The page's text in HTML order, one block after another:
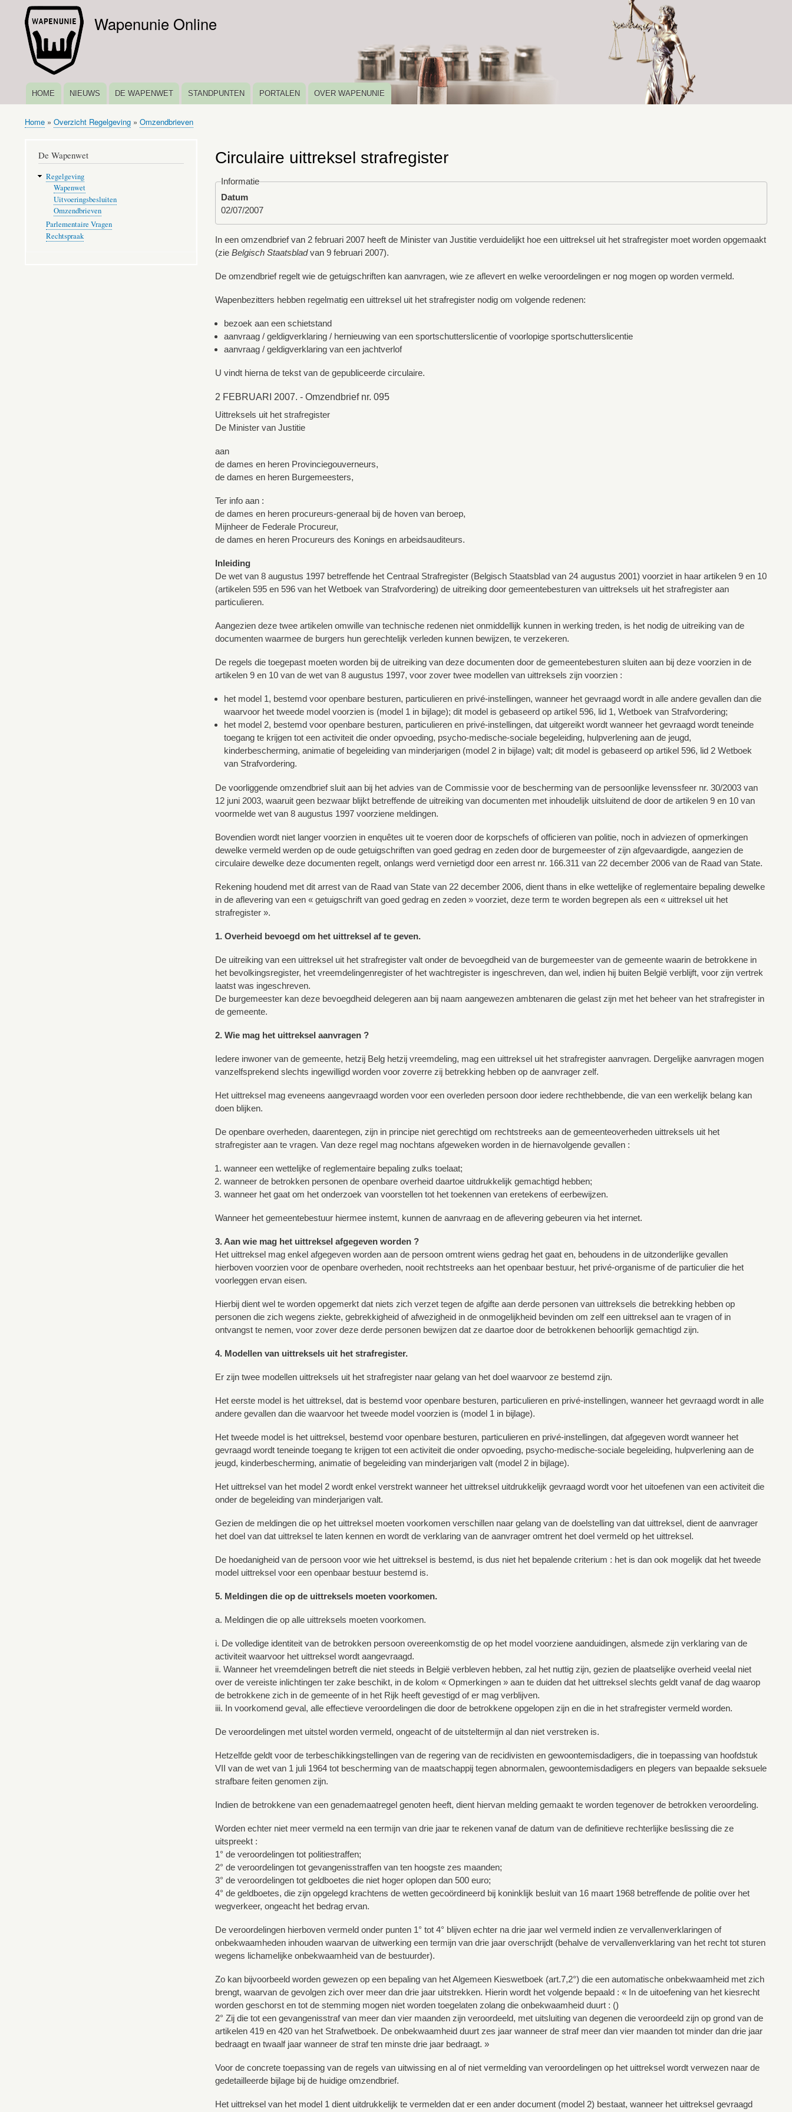
inhoud
gaan
Wapenunie Online
HOOFDNAVIGATIE
HOME NIEUWS DE WAPENWET STANDPUNTEN PORTALEN OVER WAPENUNIE
Kruimelpad
Home Overzicht Regelgeving Omzendbrieven
Circulaire uittreksel strafregister
Informatie
Datum
02/07/2007
In een omzendbrief van 2 februari 2007 heeft de Minister van Justitie verduidelijkt hoe een uittreksel uit het strafregister moet worden opgemaakt
(zie Belgisch Staatsbladvan 9 februari 2007).
De omzendbrief regelt wie de getuigschriften kan aanvragen, wie ze aflevert en welke veroordelingen er nog mogen op worden vermeld.
Wapenbezitters hebben regelmatig een uittreksel uit het strafregister nodig om volgende redenen:
bezoek aan een schietstand
aanvraag / geldigverklaring / hernieuwing van een sportschutterslicentie of voorlopige sportschutterslicentie
aanvraag / geldigverklaring van een jachtverlof
U vindt hierna de tekst van de gepubliceerde circulaire.
2 FEBRUARI 2007. - Omzendbrief nr. 095
Uittreksels uit het strafregister
De Minister van Justitie
aan
de dames en heren Provinciegouverneurs,
de dames en heren Burgemeesters,
Ter info aan :
de dames en heren procureurs-generaal bij de hoven van beroep,
Mijnheer de Federale Procureur,
de dames en heren Procureurs des Konings en arbeidsauditeurs.
Inleiding
De wet van 8 augustus 1997 betreffende het Centraal Strafregister (Belgisch Staatsblad van 24 augustus 2001) voorziet in haar artikelen 9 en 10
(artikelen 595 en 596 van het Wetboek van Strafvordering) de uitreiking door gemeentebesturen van uittreksels uit het strafregister aan
particulieren.
Aangezien deze twee artikelen omwille van technische redenen niet onmiddellijk kunnen in werking treden, is het nodig de uitreiking van de
documenten waarmee de burgers hun gerechtelijk verleden kunnen bewijzen, te verzekeren.
De regels die toegepast moeten worden bij de uitreiking van deze documenten door de gemeentebesturen sluiten aan bij deze voorzien in de
artikelen 9 en 10 van de wet van 8 augustus 1997, voor zover twee modellen van uittreksels zijn voorzien :
het model 1, bestemd voor openbare besturen, particulieren en privé-instellingen, wanneer het gevraagd wordt in alle andere gevallen dan die
waarvoor het tweede model voorzien is (model 1 in bijlage); dit model is gebaseerd op artikel 596, lid 1, Wetboek van Strafvordering;
het model 2, bestemd voor openbare besturen, particulieren en privé-instellingen, dat uitgereikt wordt wanneer het gevraagd wordt teneinde
toegang te krijgen tot een activiteit die onder opvoeding, psycho-medische-sociale begeleiding, hulpverlening aan de jeugd,
kinderbescherming, animatie of begeleiding van minderjarigen (model 2 in bijlage) valt; dit model is gebaseerd op artikel 596, lid 2 Wetboek
van Strafvordering.
De voorliggende omzendbrief sluit aan bij het advies van de Commissie voor de bescherming van de persoonlijke levenssfeer nr. 30/2003 van
12 juni 2003, waaruit geen bezwaar blijkt betreffende de uitreiking van documenten met inhoudelijk uitsluitend de door de artikelen 9 en 10 van
voormelde wet van 8 augustus 1997 voorziene meldingen.
Bovendien wordt niet langer voorzien in enquêtes uit te voeren door de korpschefs of officieren van politie, noch in adviezen of opmerkingen
dewelke vermeld werden op de oude getuigschriften van goed gedrag en zeden door de burgemeester of zijn afgevaardigde, aangezien de
circulaire dewelke deze documenten regelt, onlangs werd vernietigd door een arrest nr. 166.311 van 22 december 2006 van de Raad van State.
Rekening houdend met dit arrest van de Raad van State van 22 december 2006, dient thans in elke wettelijke of reglementaire bepaling dewelke
in de aflevering van een « getuigschrift van goed gedrag en zeden » voorziet, deze term te worden begrepen als een « uittreksel uit het
strafregister ».
1. Overheid bevoegd om het uittreksel af te geven.
De uitreiking van een uittreksel uit het strafregister valt onder de bevoegdheid van de burgemeester van de gemeente waarin de betrokkene in
het bevolkingsregister, het vreemdelingenregister of het wachtregister is ingeschreven, dan wel, indien hij buiten België verblijft, voor zijn vertrek
laatst was ingeschreven.
De burgemeester kan deze bevoegdheid delegeren aan bij naam aangewezen ambtenaren die gelast zijn met het beheer van het strafregister in
de gemeente.
2. Wie mag het uittreksel aanvragen ?
Iedere inwoner van de gemeente, hetzij Belg hetzij vreemdeling, mag een uittreksel uit het strafregister aanvragen. Dergelijke aanvragen mogen
vanzelfsprekend slechts ingewilligd worden voor zoverre zij betrekking hebben op de aanvrager zelf.
Het uittreksel mag eveneens aangevraagd worden voor een overleden persoon door iedere rechthebbende, die van een werkelijk belang kan
doen blijken.
De openbare overheden, daarentegen, zijn in principe niet gerechtigd om rechtstreeks aan de gemeenteoverheden uittreksels uit het
strafregister aan te vragen. Van deze regel mag nochtans afgeweken worden in de hiernavolgende gevallen :
wanneer een wettelijke of reglementaire bepaling zulks toelaat;
wanneer de betrokken personen de openbare overheid daartoe uitdrukkelijk gemachtigd hebben;
wanneer het gaat om het onderzoek van voorstellen tot het toekennen van eretekens of eerbewijzen.
Wanneer het gemeentebestuur hiermee instemt, kunnen de aanvraag en de aflevering gebeuren via het internet.
3. Aan wie mag het uittreksel afgegeven worden ?
Het uittreksel mag enkel afgegeven worden aan de persoon omtrent wiens gedrag het gaat en, behoudens in de uitzonderlijke gevallen
hierboven voorzien voor de openbare overheden, nooit rechtstreeks aan het openbaar bestuur, het privé-organisme of de particulier die het
voorleggen ervan eisen.
Hierbij dient wel te worden opgemerkt dat niets zich verzet tegen de afgifte aan derde personen van uittreksels die betrekking hebben op
personen die zich wegens ziekte, gebrekkigheid of afwezigheid in de onmogelijkheid bevinden om zelf een uittreksel aan te vragen of in
ontvangst te nemen, voor zover deze derde personen bewijzen dat ze daartoe door de betrokkenen behoorlijk gemachtigd zijn.
4. Modellen van uittreksels uit het strafregister.
Er zijn twee modellen uittreksels uit het strafregister naar gelang van het doel waarvoor ze bestemd zijn.
Het eerste model is het uittreksel, dat is bestemd voor openbare besturen, particulieren en privé-instellingen, wanneer het gevraagd wordt in alle
andere gevallen dan die waarvoor het tweede model voorzien is (model 1 in bijlage).
Het tweede model is het uittreksel, bestemd voor openbare besturen, particulieren en privé-instellingen, dat afgegeven wordt wanneer het
gevraagd wordt teneinde toegang te krijgen tot een activiteit die onder opvoeding, psycho-medische-sociale begeleiding, hulpverlening aan de
jeugd, kinderbescherming, animatie of begeleiding van minderjarigen valt (model 2 in bijlage).
Het uittreksel van het model 2 wordt enkel verstrekt wanneer het uittreksel uitdrukkelijk gevraagd wordt voor het uitoefenen van een activiteit die
onder de begeleiding van minderjarigen valt.
Gezien de meldingen die op het uittreksel moeten voorkomen verschillen naar gelang van de doelstelling van dat uittreksel, dient de aanvrager
het doel van dat uittreksel te laten kennen en wordt de verklaring van de aanvrager omtrent het doel vermeld op het uittreksel.
De hoedanigheid van de persoon voor wie het uittreksel is bestemd, is dus niet het bepalende criterium : het is dan ook mogelijk dat het tweede
model uittreksel voor een openbaar bestuur bestemd is.
5. Meldingen die op de uittreksels moeten voorkomen.
a. Meldingen die op alle uittreksels moeten voorkomen.
i. De volledige identiteit van de betrokken persoon overeenkomstig de op het model voorziene aanduidingen, alsmede zijn verklaring van de
activiteit waarvoor het uittreksel wordt aangevraagd.
ii. Wanneer het vreemdelingen betreft die niet steeds in België verbleven hebben, zal het nuttig zijn, gezien de plaatselijke overheid veelal niet
over de vereiste inlichtingen ter zake beschikt, in de kolom « Opmerkingen » aan te duiden dat het uittreksel slechts geldt vanaf de dag waarop
de betrokkene zich in de gemeente of in het Rijk heeft gevestigd of er mag verblijven.
iii. In voorkomend geval, alle effectieve veroordelingen die door de betrokkene opgelopen zijn en die in het strafregister vermeld worden.
De veroordelingen met uitstel worden vermeld, ongeacht of de uitsteltermijn al dan niet verstreken is.
Hetzelfde geldt voor de terbeschikkingstellingen van de regering van de recidivisten en gewoontemisdadigers, die in toepassing van hoofdstuk
VII van de wet van 1 juli 1964 tot bescherming van de maatschappij tegen abnormalen, gewoontemisdadigers en plegers van bepaalde seksuele
strafbare feiten genomen zijn.
Indien de betrokkene van een genademaatregel genoten heeft, dient hiervan melding gemaakt te worden tegenover de betrokken veroordeling.
Worden echter niet meer vermeld na een termijn van drie jaar te rekenen vanaf de datum van de definitieve rechterlijke beslissing die ze
uitspreekt :
1° de veroordelingen tot politiestraffen;
2° de veroordelingen tot gevangenisstraffen van ten hoogste zes maanden;
3° de veroordelingen tot geldboetes die niet hoger oplopen dan 500 euro;
4° de geldboetes, die zijn opgelegd krachtens de wetten gecoördineerd bij koninklijk besluit van 16 maart 1968 betreffende de politie over het
wegverkeer, ongeacht het bedrag ervan.
De veroordelingen hierboven vermeld onder punten 1° tot 4° blijven echter na drie jaar wel vermeld indien ze vervallenverklaringen of
onbekwaamheden inhouden waarvan de uitwerking een termijn van drie jaar overschrijdt (behalve de vervallenverklaring van het recht tot sturen
wegens lichamelijke onbekwaamheid van de bestuurder).
Zo kan bijvoorbeeld worden gewezen op een bepaling van het Algemeen Kieswetboek (art.7,2°) die een automatische onbekwaamheid met zich
brengt, waarvan de gevolgen zich over meer dan drie jaar uitstrekken. Hierin wordt het volgende bepaald : « In de uitoefening van het kiesrecht
worden geschorst en tot de stemming mogen niet worden toegelaten zolang die onbekwaamheid duurt : ()
2° Zij die tot een gevangenisstraf van meer dan vier maanden zijn veroordeeld, met uitsluiting van degenen die veroordeeld zijn op grond van de
artikelen 419 en 420 van het Strafwetboek. De onbekwaamheid duurt zes jaar wanneer de straf meer dan vier maanden tot minder dan drie jaar
bedraagt en twaalf jaar wanneer de straf ten minste drie jaar bedraagt. »
Voor de concrete toepassing van de regels van uitwissing en al of niet vermelding van veroordelingen op het uittreksel wordt verwezen naar de
gedetailleerde bijlage bij de huidige omzendbrief.
Het uittreksel van het model 1 dient uitdrukkelijk te vermelden dat er een ander document (model 2) bestaat, wanneer het uittreksel gevraagd
De Wapenwet
Regelgeving
Wapenwet
Uitvoeringsbesluiten
Omzendbrieven
Parlementaire Vragen
Rechtspraak